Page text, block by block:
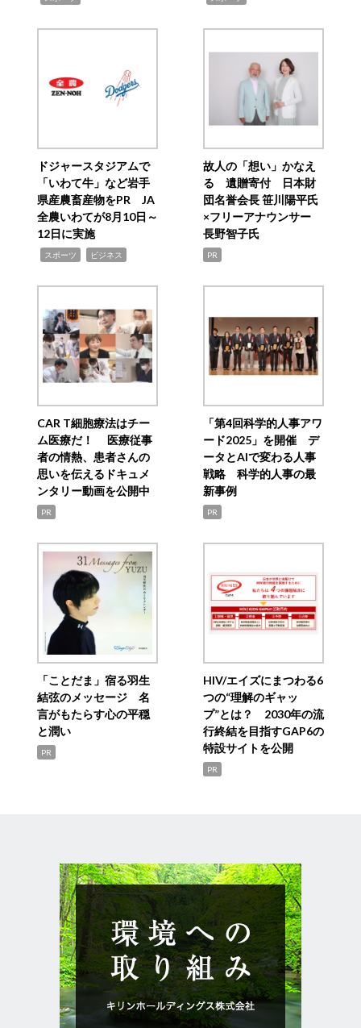
ドジャースタジアムで
「いわて牛」など岩手
県産農畜産物をPR JA
全農いわてが8月10日～
12日に実施
スポーツ ビジネス
故人の「想い」かなえ
る 遺贈寄付 日本財
団名誉会長 笹川陽平氏
×フリーアナウンサー
長野智子氏
PR
CAR T細胞療法はチー
ム医療だ！ 医療従事
者の情熱、患者さんの
思いを伝えるドキュメ
ンタリー動画を公開中
PR
「第4回科学的人事アワ
ード2025」を開催 デ
ータとAIで変わる人事
戦略 科学的人事の最
新事例
PR
「ことだま」宿る羽生
結弦のメッセージ 名
言がもたらす心の平穏
と潤い
PR
HIV/エイズにまつわる6
つの“理解のギャッ
プ”とは？ 2030年の流
行終結を目指すGAP6の
特設サイトを公開
PR